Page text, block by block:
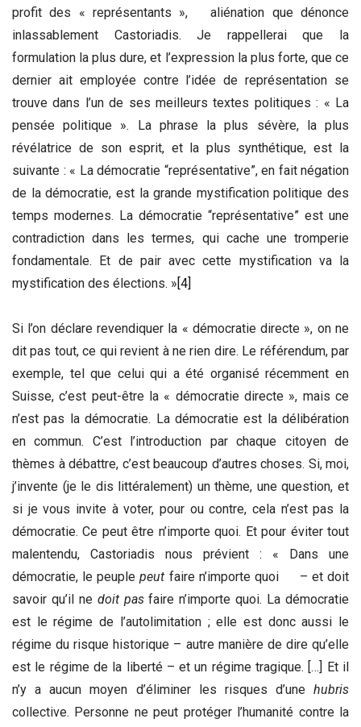
profit des « représentants », aliénation que dénonce
inlassablement Castoriadis. Je rappellerai que la
formulation la plus dure, et l’expression la plus forte, que ce
dernier ait employée contre l’idée de représentation se
trouve dans l’un de ses meilleurs textes politiques : « La
pensée politique ». La phrase la plus sévère, la plus
révélatrice de son esprit, et la plus synthétique, est la
suivante : « La démocratie “représentative”, en fait négation
de la démocratie, est la grande mystification politique des
temps modernes. La démocratie “représentative” est une
contradiction dans les termes, qui cache une tromperie
fondamentale. Et de pair avec cette mystification va la
mystification des élections. » [4]
Si l’on déclare revendiquer la « démocratie directe », on ne
dit pas tout, ce qui revient à ne rien dire. Le référendum, par
exemple, tel que celui qui a été organisé récemment en
Suisse, c’est peut-être la « démocratie directe », mais ce
n’est pas la démocratie. La démocratie est la délibération
en commun. C’est l’introduction par chaque citoyen de
thèmes à débattre, c’est beaucoup d’autres choses. Si, moi,
j’invente (je le dis littéralement) un thème, une question, et
si je vous invite à voter, pour ou contre, cela n’est pas la
démocratie. Ce peut être n’importe quoi. Et pour éviter tout
malentendu, Castoriadis nous prévient : « Dans une
démocratie, le peuplepeut faire n’importe quoi – et doit
savoir qu’il ne doit pasfaire n’importe quoi. La démocratie
est le régime de l’autolimitation ; elle est donc aussi le
régime du risque historique – autre manière de dire qu’elle
est le régime de la liberté – et un régime tragique. […] Et il
n’y a aucun moyen d’éliminer les risques d’une hubris
collective. Personne ne peut protéger l’humanité contre la